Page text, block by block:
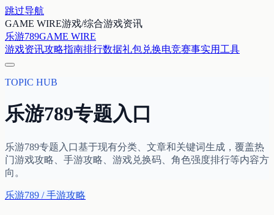
跳过导航
GAME WIRE游戏/综合游戏资讯
乐游789GAME WIRE
游戏资讯攻略指南排行数据礼包兑换电竞赛事实用工具
TOPIC HUB
乐游789专题入口
乐游789专题入口基于现有分类、文章和关键词生成，覆盖热
门游戏攻略、手游攻略、游戏兑换码、角色强度排行等内容方
向。
乐游789 / 手游攻略